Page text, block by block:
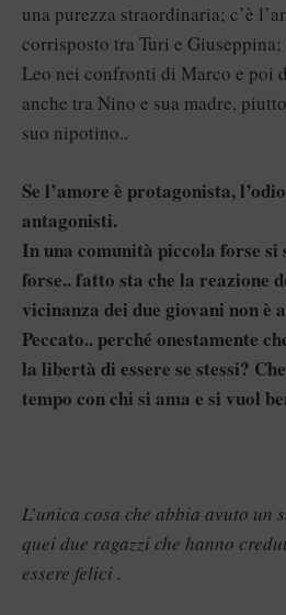
una purezza straordinaria; c’è
corrisposto tra Turi e Giuseppina;
Leo nei confronti di Marco e poi
anche tra Nino e sua madre,
suo nipotino..
Se l’amore è protagonista,
antagonisti.
In una comunità piccola forse
forse.. fatto sta che la reazione
vicinanza dei due giovani non è
Peccato.. perché onestamente
la libertà di essere se stessi?
tempo con chi si ama e si vuol
L’unica cosa che abbia avuto un
quei due ragazzi che hanno
essere felici .